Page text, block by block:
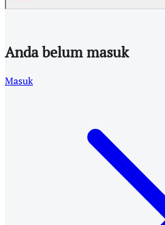
Anda belum masuk
Masuk